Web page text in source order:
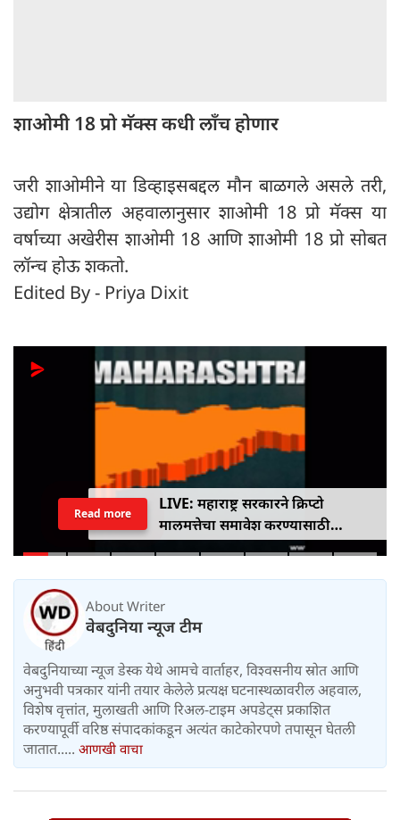
शाओमी 18 प्रो मॅक्स कधी लाँच होणार
जरी शाओमीने या डिव्हाइसबद्दल मौन बाळगले असले तरी,
उद्योग क्षेत्रातील अहवालानुसार शाओमी 18 प्रो मॅक्स या
वर्षाच्या अखेरीस शाओमी 18 आणि शाओमी 18 प्रो सोबत
लॉन्च होऊ शकतो.
Edited By - Priya Dixit
LIVE: महाराष्ट्र सरकारने क्रिप्टो
मालमत्तेचा समावेश करण्यासाठी
एमपीआयडी कायद्यात दुरुस्ती केली
Read more
About Writer
वेबदुनिया न्यूज टीम
वेबदुनियाच्या न्यूज डेस्क येथे आमचे वार्ताहर, विश्वसनीय स्रोत आणि
अनुभवी पत्रकार यांनी तयार केलेले प्रत्यक्ष घटनास्थळावरील अहवाल,
विशेष वृत्तांत, मुलाखती आणि रिअल-टाइम अपडेट्स प्रकाशित
करण्यापूर्वी वरिष्ठ संपादकांकडून अत्यंत काटेकोरपणे तपासून घेतली
जातात..... आणखी वाचा